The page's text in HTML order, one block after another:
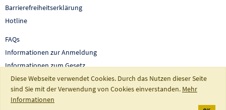
Barrierefreiheitserklärung
Hotline
FAQs
Informationen zur Anmeldung
Informationen zum Gesetz
Auswertungen und Berichte
So fördert Österreich
Diese Webseite verwendet Cookies. Durch das Nutzen dieser Seite
sind Sie mit der Verwendung von Cookies einverstanden. Mehr
Informationen